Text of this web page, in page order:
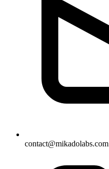
contact@mikadolabs.com